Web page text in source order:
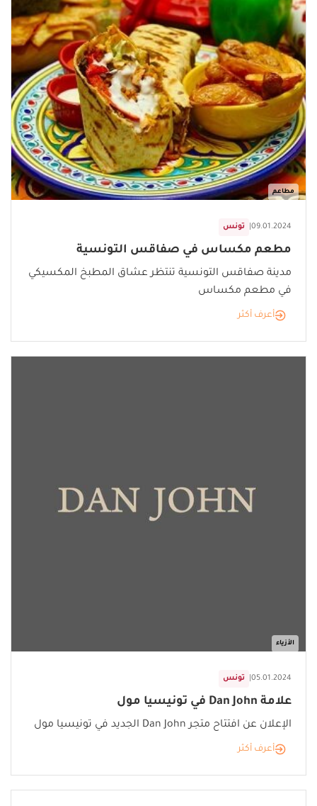
مطاعم
تونس 09.01.2024
مطعم مكساس في صفاقس التونسية
مدينة صفاقس التونسية تنتظر عشاق المطبخ المكسيكي
في مطعم مكساس
أعرف أكثر
الأزياء
تونس 05.01.2024
علامة Dan John في تونيسيا مول
الإعلان عن افتتاح متجر Dan John الجديد في تونيسيا مول
أعرف أكثر